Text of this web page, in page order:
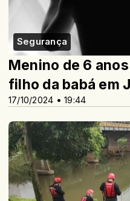
Segurança
17/10/2024 • 19:44
Menino de 6
filho da babá em